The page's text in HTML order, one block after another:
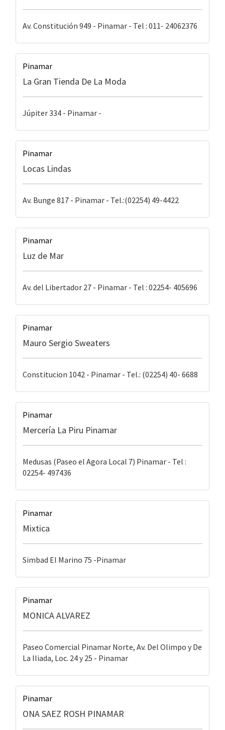
Av. Constitución 949 - Pinamar - Tel : 011- 24062376
Pinamar
La Gran Tienda De La Moda
Júpiter 334 - Pinamar -
Pinamar
Locas Lindas
Av. Bunge 817 - Pinamar - Tel.:(02254) 49-4422
Pinamar
Luz de Mar
Av. del Libertador 27 - Pinamar - Tel : 02254- 405696
Pinamar
Mauro Sergio Sweaters
Constitucion 1042 - Pinamar - Tel.: (02254) 40- 6688
Pinamar
Mercería La Piru Pinamar
Medusas (Paseo el Agora Local 7) Pinamar - Tel :
02254- 497436
Pinamar
Mixtica
Simbad El Marino 75 -Pinamar
Pinamar
MONICA ALVAREZ
Paseo Comercial Pinamar Norte, Av. Del Olimpo y De
La Iliada, Loc. 24 y 25 - Pinamar
Pinamar
ONA SAEZ ROSH PINAMAR